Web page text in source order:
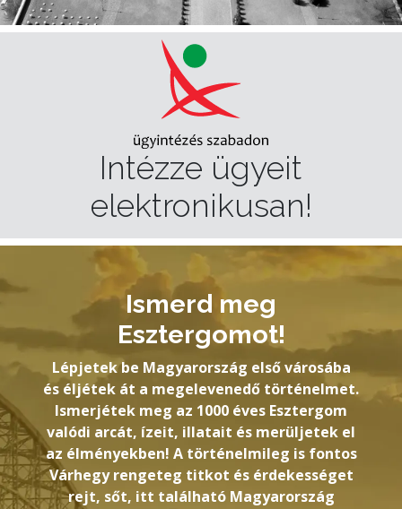
Intézze ügyeit
elektronikusan!
Ismerd meg
Esztergomot!
Lépjetek be Magyarország első városába
és éljétek át a megelevenedő történelmet.
Ismerjétek meg az 1000 éves Esztergom
valódi arcát, ízeit, illatait és merüljetek el
az élményekben! A történelmileg is fontos
Várhegy rengeteg titkot és érdekességet
rejt, sőt, itt található Magyarország